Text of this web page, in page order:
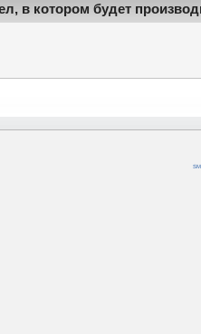
в котором будет